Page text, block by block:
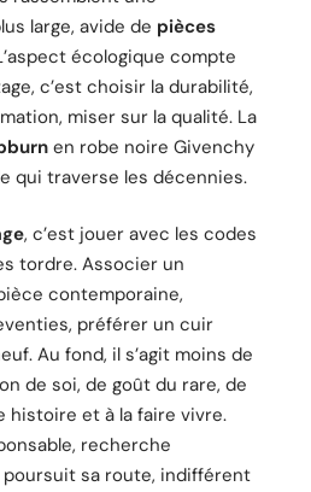
large, avide de pièces
écologique compte
c’est choisir la durabilité,
miser sur la qualité. La
en robe noire Givenchy
qui traverse les décennies.
, c’est jouer avec les codes
tordre. Associer un
contemporaine,
préférer un cuir
Au fond, il s’agit moins de
de soi, de goût du rare, de
histoire et à la faire vivre.
recherche
poursuit sa route, indifférent